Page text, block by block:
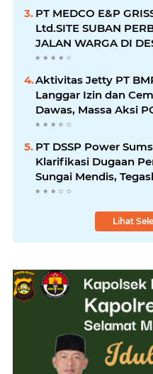
PT MEDCO E&P
Ltd.SITE SUBAN
JALAN WARGA DI
MACANG SAKTI
Aktivitas Jetty PT
Langgar Izin dan
Dawas, Massa Aksi
bersama Barikade 98
PT DSSP Power
Klarifikasi Dugaan
Sungai Mendis,
Operasional Sesuai
Lihat